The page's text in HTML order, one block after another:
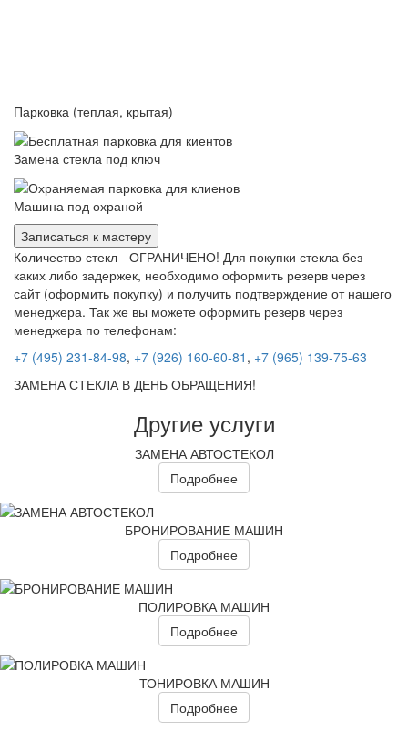
Парковка (теплая, крытая)
Замена стекла под ключ
Машина под охраной
Записаться к мастеру
Количество стекл - ОГРАНИЧЕНО! Для покупки стекла без
каких либо задержек, необходимо оформить резерв через
сайт (оформить покупку) и получить подтверждение от нашего
менеджера. Так же вы можете оформить резерв через
менеджера по телефонам:
+7 (495) 231-84-98, +7 (926) 160-60-81 , +7 (965) 139-75-63
ЗАМЕНА СТЕКЛА В ДЕНЬ ОБРАЩЕНИЯ!
Другие услуги
ЗАМЕНА АВТОСТЕКОЛ
Подробнее
БРОНИРОВАНИЕ МАШИН
Подробнее
ПОЛИРОВКА МАШИН
Подробнее
ТОНИРОВКА МАШИН
Подробнее